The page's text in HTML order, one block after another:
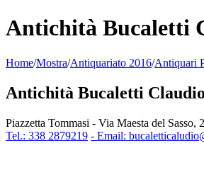
Antichità Bucaletti
Home/Mostra/Antiquariato 2016/Antiquari
Antichità Bucaletti Claudio
Piazzetta Tommasi - Via Maesta del
Tel.: 338 2879219 - Email: